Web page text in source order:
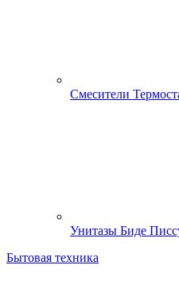
Смесители
Унитазы Биде
Бытовая техника